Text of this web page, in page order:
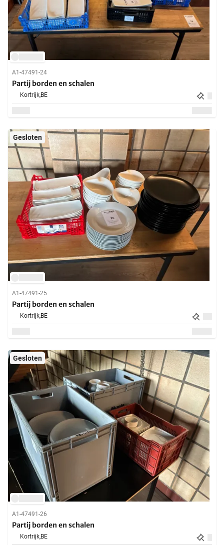
A1-47491-24
Partij borden en schalen
Kortrijk,BE
Gesloten
A1-47491-25
Partij borden en schalen
Kortrijk,BE
Gesloten
A1-47491-26
Partij borden en schalen
Kortrijk,BE